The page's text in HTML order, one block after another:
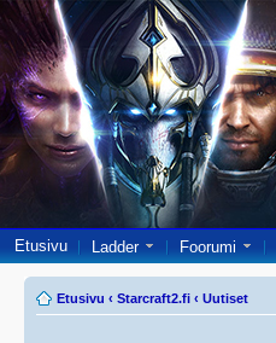
Etusivu Ladder Foorumi
Etusivu ‹ Starcraft2.fi ‹ Uutiset